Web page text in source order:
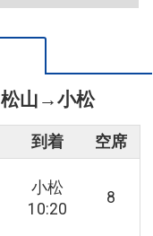
松山 →小松
到着 空席
小松
10:20
8